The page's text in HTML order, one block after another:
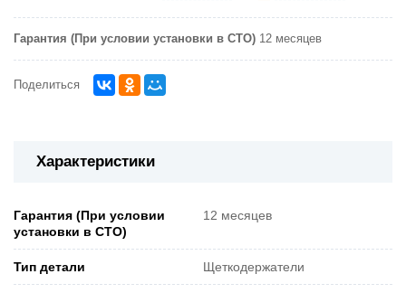
Гарантия (При условии установки в СТО) 12 месяцев
Поделиться
Характеристики
Гарантия (При условии
установки в СТО)
12 месяцев
Тип детали Щеткодержатели